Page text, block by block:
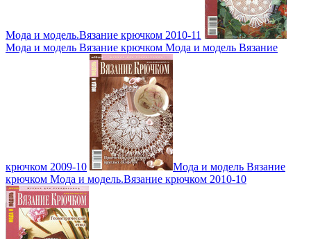
Мода и модель.Вязание крючком 2010-11
Мода и модель Вязание крючком Мода и модель Вязание
крючком 2009-10
Мода и модель Вязание
крючком Мода и модель.Вязание крючком 2010-10